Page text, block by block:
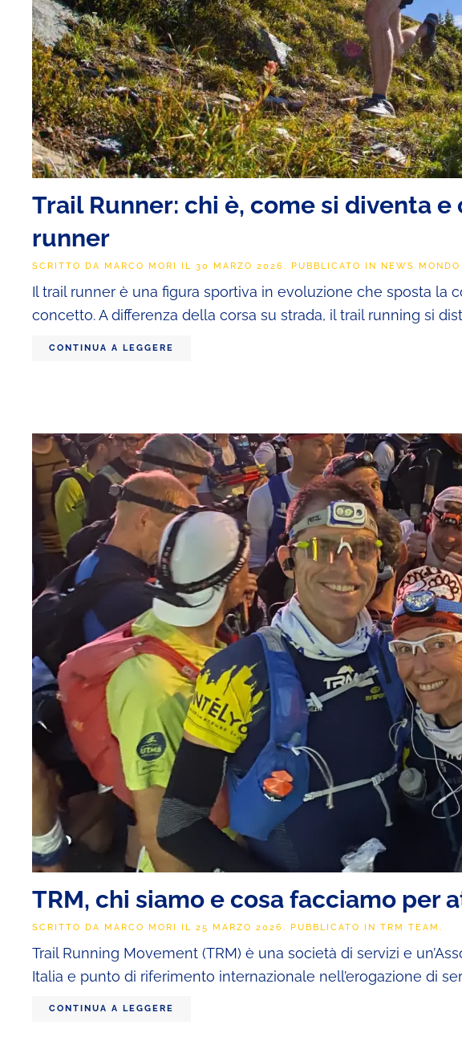
Trail Runner: chi è, come si diventa
runner
SCRITTO DA MARCO MORI IL 30 MARZO 2026. PUBBLICATO IN NEWS
Il trail runner è una figura sportiva in evoluzione che sposta la
concetto. A differenza della corsa su strada, il trail running si
CONTINUA A LEGGERE
TRM, chi siamo e cosa facciamo per
SCRITTO DA MARCO MORI IL 25 MARZO 2026. PUBBLICATO IN TRM TEAM .
Trail Running Movement (TRM) è una società di servizi e
Italia e punto di riferimento internazionale nell’erogazione di
CONTINUA A LEGGERE